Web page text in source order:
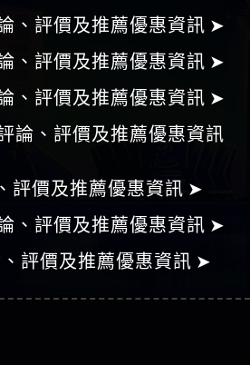
、評價及推薦優惠資訊 ➤
、評價及推薦優惠資訊 ➤
、評價及推薦優惠資訊 ➤
論、評價及推薦優惠資訊
評價及推薦優惠資訊 ➤
、評價及推薦優惠資訊 ➤
、評價及推薦優惠資訊 ➤